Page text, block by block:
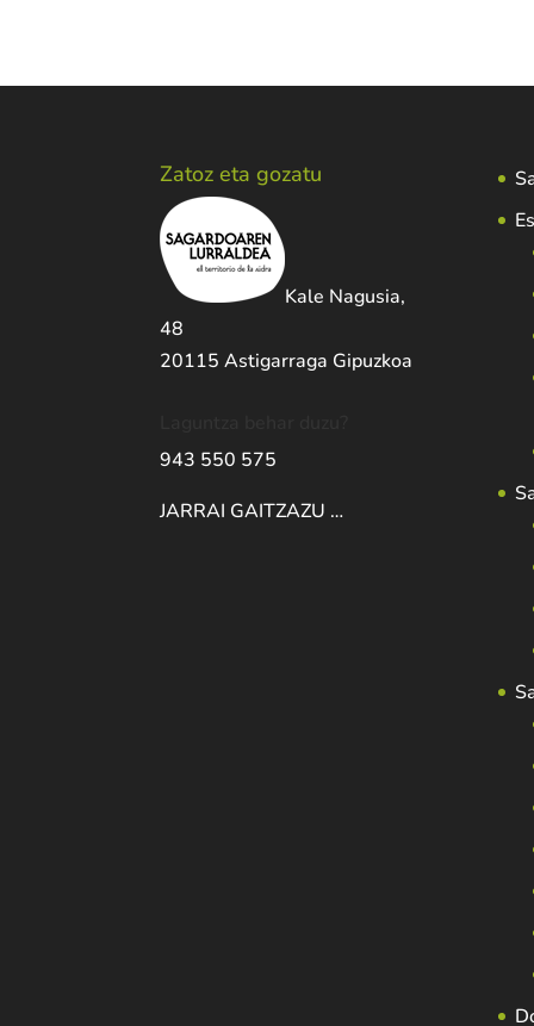
Zatoz eta gozatu
Kale Nagusia,
48
20115 Astigarraga Gipuzkoa
943 550 575
JARRAI GAITZAZU …